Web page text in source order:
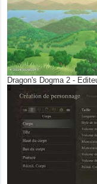
Dragon's Dogma 2 -